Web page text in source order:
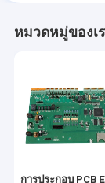
แอสเซมบลี
การประกอ
หมวดหมู่ของเ
การประกอบ PCB